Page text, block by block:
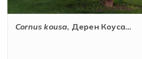
Cornus kousa, Дерен Коуса...